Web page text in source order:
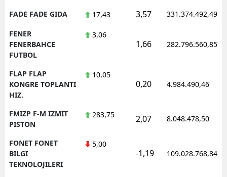
FADE FADE GIDA 17,43 3,57 331.374.492,49
FENER
FENERBAHCE
FUTBOL
3,06
1,66 282.796.560,85
FLAP FLAP
KONGRE TOPLANTI
HIZ.
10,05
0,20 4.984.490,46
FMIZP F-M IZMIT
PISTON
283,75 2,07 8.048.478,50
FONET FONET
BILGI
TEKNOLOJILERI
5,00
-1,19 109.028.768,84